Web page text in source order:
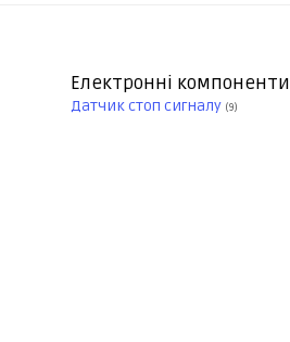
Електронні компоненти
Датчик стоп сигналу (9)